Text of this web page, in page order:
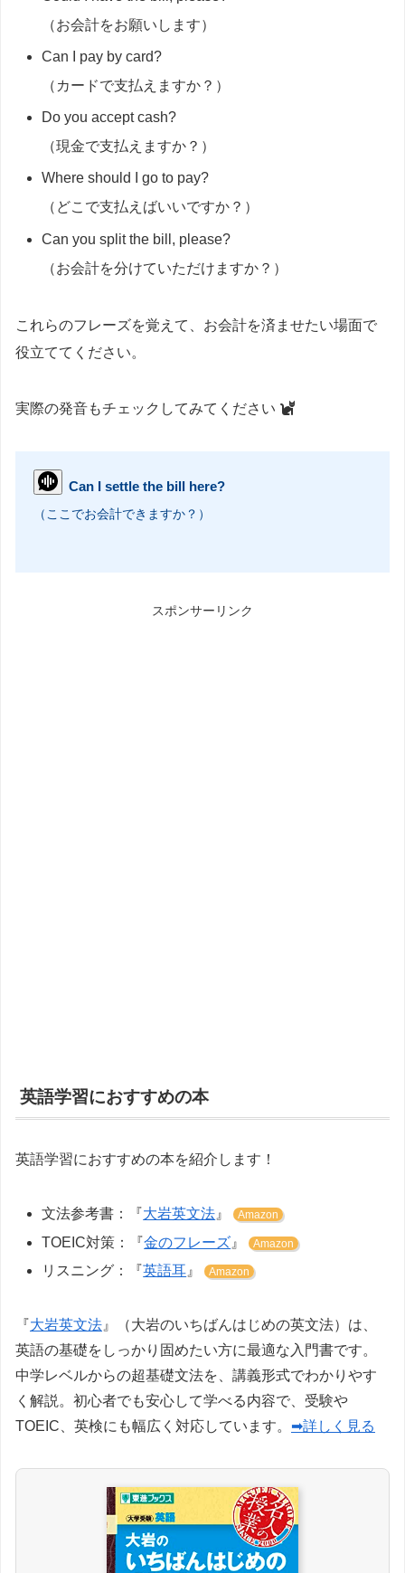
（お会計をお願いします）
Can I pay by card?
（カードで支払えますか？）
Do you accept cash?
（現金で支払えますか？）
Where should I go to pay?
（どこで支払えばいいですか？）
Can you split the bill, please?
（お会計を分けていただけますか？）
これらのフレーズを覚えて、お会計を済ませたい場面で
役立ててください。
実際の発音もチェックしてみてください
Can I settle the bill here?
（ここでお会計できますか？）
スポンサーリンク
英語学習におすすめの本
英語学習におすすめの本を紹介します！
文法参考書：『大岩英文法』 Amazon
TOEIC対策：『金のフレーズ 』 Amazon
リスニング：『英語耳 』 Amazon
『大岩英文法 』（大岩のいちばんはじめの英文法）は、
英語の基礎をしっかり固めたい方に最適な入門書です。
中学レベルからの超基礎文法を、講義形式でわかりやす
く解説。初心者でも安心して学べる内容で、受験や
TOEIC、英検にも幅広く対応しています。 ➡詳しく見る